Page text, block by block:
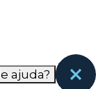
o site. Esses
sobre
taxa de
ajuda?